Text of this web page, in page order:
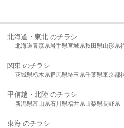
北海道・東北 のチラシ
北海道青森県岩手県宮城県秋田県山形県
関東 のチラシ
茨城県栃木県群馬県埼玉県千葉県東京都
甲信越・北陸 のチラシ
新潟県富山県石川県福井県山梨県長野県
東海 のチラシ